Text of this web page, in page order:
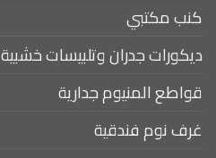
كنب مكتبي
ديكورات جدران وتلبيسات خشبية
قواطع المنيوم جدارية
غرف نوم فندقية